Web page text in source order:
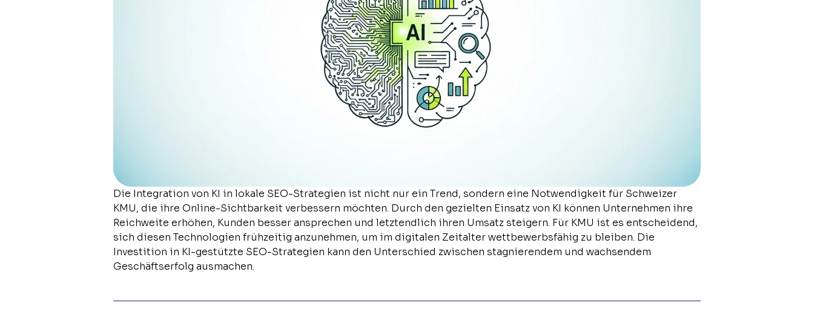
Die Integration von KI in lokale SEO-Strategien ist nicht nur ein Trend, sondern eine Notwendigkeit für Schweizer
KMU, die ihre Online-Sichtbarkeit verbessern möchten. Durch den gezielten Einsatz von KI können Unternehmen ihre
Reichweite erhöhen, Kunden besser ansprechen und letztendlich ihren Umsatz steigern. Für KMU ist es entscheidend,
sich diesen Technologien frühzeitig anzunehmen, um im digitalen Zeitalter wettbewerbsfähig zu bleiben. Die
Investition in KI-gestützte SEO-Strategien kann den Unterschied zwischen stagnierendem und wachsendem
Geschäftserfolg ausmachen.